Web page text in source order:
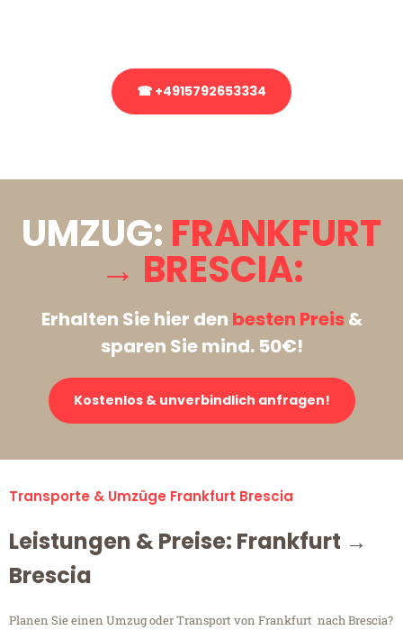
☎ +4915792653334
UMZUG: FRANKFURT
→ BRESCIA:
Erhalten Sie hier den besten Preis&
sparen Sie mind. 50€!
Kostenlos & unverbindlich anfragen!
Transporte & Umzüge Frankfurt Brescia
Leistungen & Preise: Frankfurt →
Brescia
Planen Sie einen Umzug oder Transport von Frankfurt nach Brescia?